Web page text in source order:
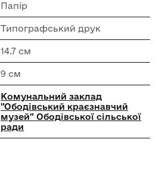
Папір
Типографський друк
14.7 см
9 см
Комунальний заклад
"Ободівський краєзнавчий
музей" Ободівської сільської
ради